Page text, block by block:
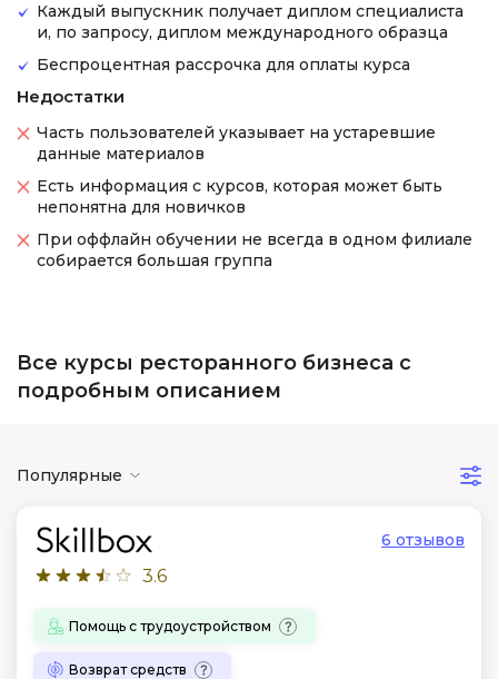
Каждый выпускник получает диплом специалиста
и, по запросу, диплом международного образца
Беспроцентная рассрочка для оплаты курса
Недостатки
Часть пользователей указывает на устаревшие
данные материалов
Есть информация с курсов, которая может быть
непонятна для новичков
При оффлайн обучении не всегда в одном филиале
собирается большая группа
Все курсы ресторанного бизнеса с
подробным описанием
Популярные
3.6
6 отзывов
Помощь с трудоустройством
Возврат средств